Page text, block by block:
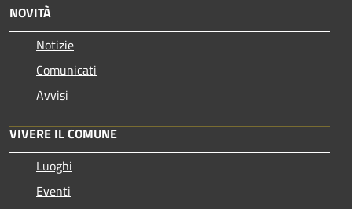
NOVITÀ
Notizie
Comunicati
Avvisi
VIVERE IL COMUNE
Luoghi
Eventi